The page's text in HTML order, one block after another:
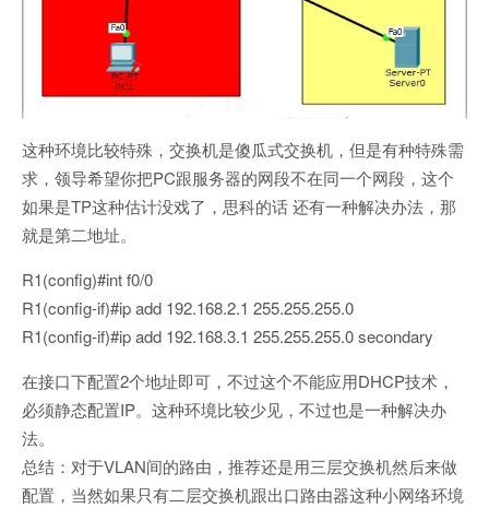
这种环境比较特殊，交换机是傻瓜式交换机，但是有种特殊需
求，领导希望你把PC跟服务器的网段不在同一个网段，这个
如果是TP这种估计没戏了，思科的话 还有一种解决办法，那
就是第二地址。
R1(config)#int f0/0
R1(config-if)#ip add 192.168.2.1 255.255.255.0
R1(config-if)#ip add 192.168.3.1 255.255.255.0 secondary
在接口下配置2个地址即可，不过这个不能应用DHCP技术，
必须静态配置IP。这种环境比较少见，不过也是一种解决办
法。
总结：对于VLAN间的路由，推荐还是用三层交换机然后来做
配置，当然如果只有二层交换机跟出口路由器这种小网络环境